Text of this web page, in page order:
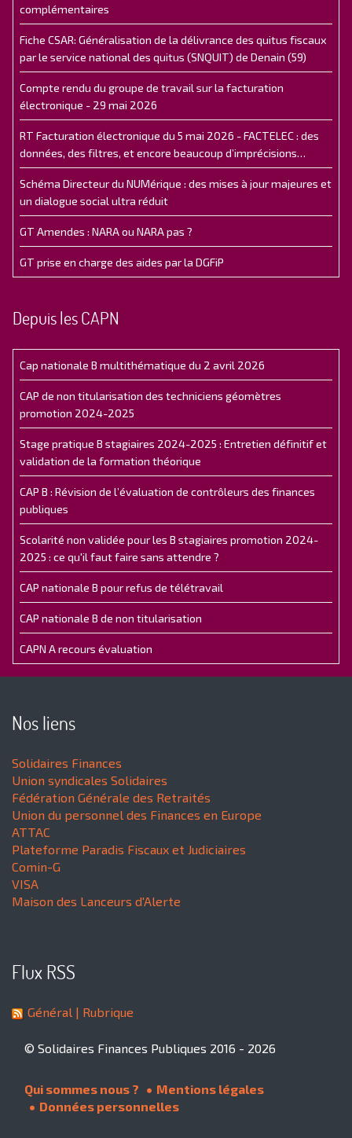
complémentaires
Fiche CSAR: Généralisation de la délivrance des quitus fiscaux
par le service national des quitus (SNQUIT) de Denain (59)
Compte rendu du groupe de travail sur la facturation
électronique - 29 mai 2026
RT Facturation électronique du 5 mai 2026 - FACTELEC : des
données, des filtres, et encore beaucoup d’imprécisions…
Schéma Directeur du NUMérique : des mises à jour majeures et
un dialogue social ultra réduit
GT Amendes : NARA ou NARA pas ?
GT prise en charge des aides par la DGFiP
Depuis les CAPN
Cap nationale B multithématique du 2 avril 2026
CAP de non titularisation des techniciens géomètres
promotion 2024-2025
Stage pratique B stagiaires 2024-2025 : Entretien définitif et
validation de la formation théorique
CAP B : Révision de l’évaluation de contrôleurs des finances
publiques
Scolarité non validée pour les B stagiaires promotion 2024-
2025 : ce qu'il faut faire sans attendre ?
CAP nationale B pour refus de télétravail
CAP nationale B de non titularisation
CAPN A recours évaluation
Nos liens
Solidaires Finances
Union syndicales Solidaires
Fédération Générale des Retraités
Union du personnel des Finances en Europe
ATTAC
Plateforme Paradis Fiscaux et Judiciaires
Comin-G
VISA
Maison des Lanceurs d'Alerte
Flux RSS
Général | Rubrique
© Solidaires Finances Publiques 2016 - 2026
Qui sommes nous ?
Mentions légales
Données personnelles